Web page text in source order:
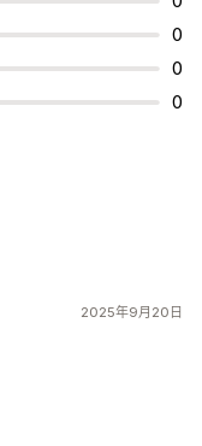
0
0
0
2025年9月20日